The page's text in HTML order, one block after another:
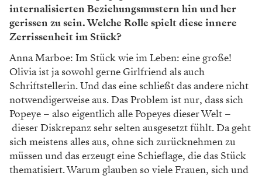
internalisierten Beziehungsmustern hin und her
gerissen zu sein. Welche Rolle spielt diese innere
Zerrissenheit im Stück?
Anna Marboe: Im Stück wie im Leben: eine große!
Olivia ist ja sowohl gerne Girlfriend als auch
Schriftstellerin. Und das eine schließt das andere nicht
notwendigerweise aus. Das Problem ist nur, dass sich
Popeye – also eigentlich alle Popeyes dieser Welt –
dieser Diskrepanz sehr selten ausgesetzt fühlt. Da geht
sich meistens alles aus, ohne sich zurücknehmen zu
müssen und das erzeugt eine Schieflage, die das Stück
thematisiert. Warum glauben so viele Frauen, sich und